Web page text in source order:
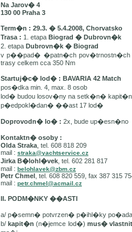
Na Jarov� 4
130 00 Praha 3
Term�n : 29.3. � 5.4.2008, Chorvatsko
Trasa : 1. etapa Biograd � Dubrovn�k
2. etapa Dubrovn�k � Biograd
v p��pad� �patn�ch pov�trnostn�ch
trasy celkem cca 350 Nm
Startuj�c� lod� : BAVARIA 42 Match
pos�dka min. 4, max. 8 osob
lod� budou losov�ny na setk�n�
p�edpokl�dan� ��ast 17 lod�
Doprovodn� lo� : 2x, bude up�esn�no
Kontaktn� osoby :
Olda Straka , tel. 608 818 209
mail : straka@yachtservice.cz
Jirka B�lohl�vek , tel. 602 281 817
mail : belohlavek@zbm.cz
Petr Chmel , tel. 608 820 559, fax 387 315
mail : petr.chmel@acmail.cz
II. PODM�NKY ��ASTI
a/ p�semn� potvrzen� p�ihl�ky
b/kapit�n(n�jemce lod�) mus�